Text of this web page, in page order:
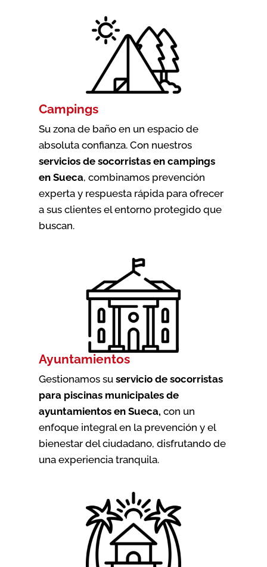
Campings
Su zona de baño en un espacio de
absoluta confianza. Con nuestros
servicios de socorristas en campings
en Sueca, combinamos prevención
experta y respuesta rápida para ofrecer
a sus clientes el entorno protegido que
buscan.
Ayuntamientos
Gestionamos su servicio de socorristas
para piscinas municipales de
ayuntamientos en Sueca, con un
enfoque integral en la prevención y el
bienestar del ciudadano, disfrutando de
una experiencia tranquila.